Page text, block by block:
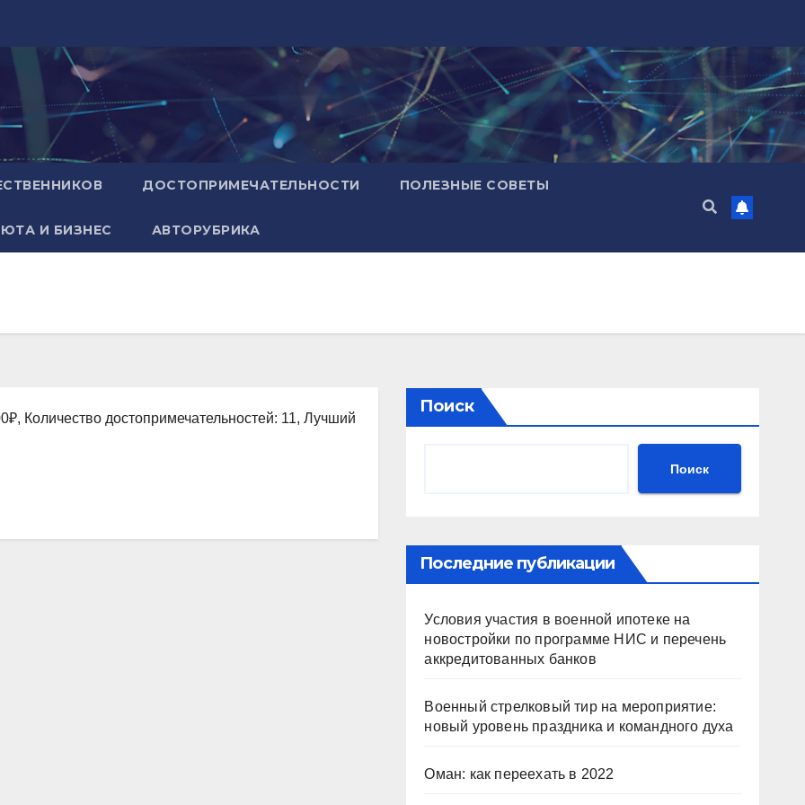
ДОСТОПРИМЕЧАТЕЛЬНОСТИ ПОЛЕЗНЫЕ СОВЕТЫ
И БИЗНЕС АВТОРУБРИКА
Количество достопримечательностей: 11, Лучший
Поиск
Поиск
Последние публикации
Условия участия в военной ипотеке на
новостройки по программе НИС и перечень
аккредитованных банков
Военный стрелковый тир на мероприятие:
новый уровень праздника и командного духа
Оман: как переехать в 2022